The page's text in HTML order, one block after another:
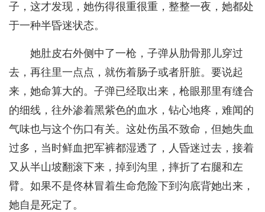
子，这才发现，她伤得很重很重，整整一夜，她都处
于一种半昏迷状态。
她肚皮右外侧中了一枪，子弹从肋骨那儿穿过
去，再往里一点点，就伤着肠子或者肝脏。要说起
来，她命算大的。子弹已经取出来，枪眼那里有缝合
的细线，往外渗着黑紫色的血水，钻心地疼，难闻的
气味也与这个伤口有关。这处伤虽不致命，但她失血
过多，当时鲜血把军裤都湿透了，人昏迷过去，接着
又从半山坡翻滚下来，掉到沟里，摔折了右腿和左
臂。如果不是佟林冒着生命危险下到沟底背她出来，
她自是死定了。